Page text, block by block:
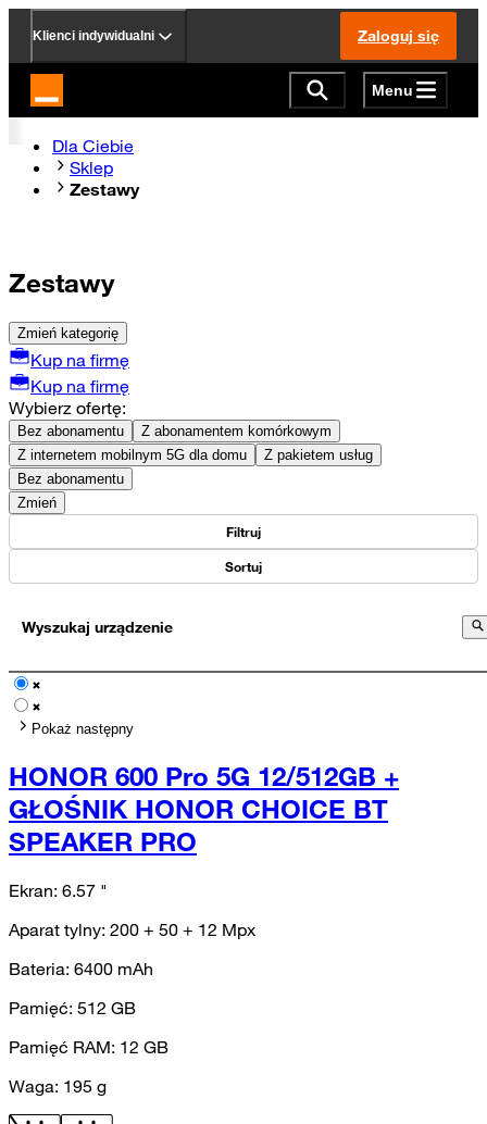
Klienci indywidualni Zaloguj się
Strona główna Orange.pl Menu
Dla Ciebie
Sklep
Zestawy
Zestawy
Zmień kategorię
Kup na firmę
Kup na firmę
Wybierz ofertę:
Bez abonamentu
Z abonamentem komórkowym
Z internetem mobilnym 5G dla domu
Z pakietem usług
Bez abonamentu
Zmień
Filtruj
Sortuj
Wyszukaj urządzenie
Pokaż następny
HONOR 600 Pro 5G 12/512GB +
GŁOŚNIK HONOR CHOICE BT
SPEAKER PRO
Ekran: 6.57 "
Aparat tylny: 200 + 50 + 12 Mpx
Bateria: 6400 mAh
Pamięć: 512 GB
Pamięć RAM: 12 GB
Waga: 195 g